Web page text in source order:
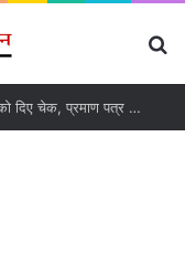
मुख्यमंत्री योगी ने विभिन्न योजनाओं के लाभार्थियों को दिए चेक, प्रमाण पत्र और घरों की सांकेतिक चाबियां